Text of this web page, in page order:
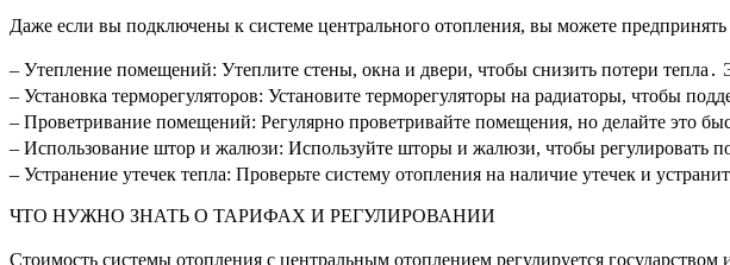
Даже если вы подключены к системе центрального отопления, вы можете
– Утепление помещений: Утеплите стены, окна и двери, чтобы снизить потери
– Установка терморегуляторов: Установите терморегуляторы на радиаторы, чтобы
– Проветривание помещений: Регулярно проветривайте помещения, но делайте это
– Использование штор и жалюзи: Используйте шторы и жалюзи, чтобы регулировать
– Устранение утечек тепла: Проверьте систему отопления на наличие утечек и
ЧТО НУЖНО ЗНАТЬ О ТАРИФАХ И РЕГУЛИРОВАНИИ
Стоимость системы отопления с центральным отоплением регулируется